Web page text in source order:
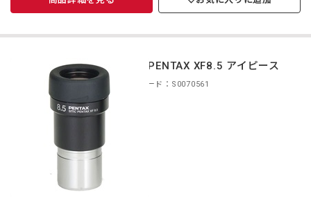
smc PENTAX XF8.5 アイピース
商品コード：S0070561